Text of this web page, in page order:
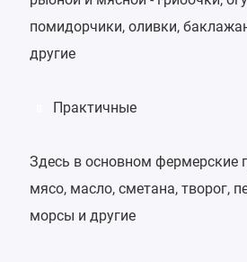
помидорчики, оливки,
другие
Практичные
Здесь в основном фермерские
мясо, масло, сметана, творог,
морсы и другие